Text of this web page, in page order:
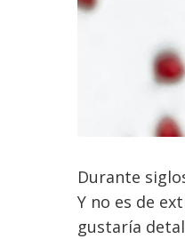
Durante
Y no es de
gustaría